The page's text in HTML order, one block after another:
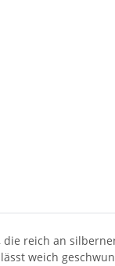
reich an
weich